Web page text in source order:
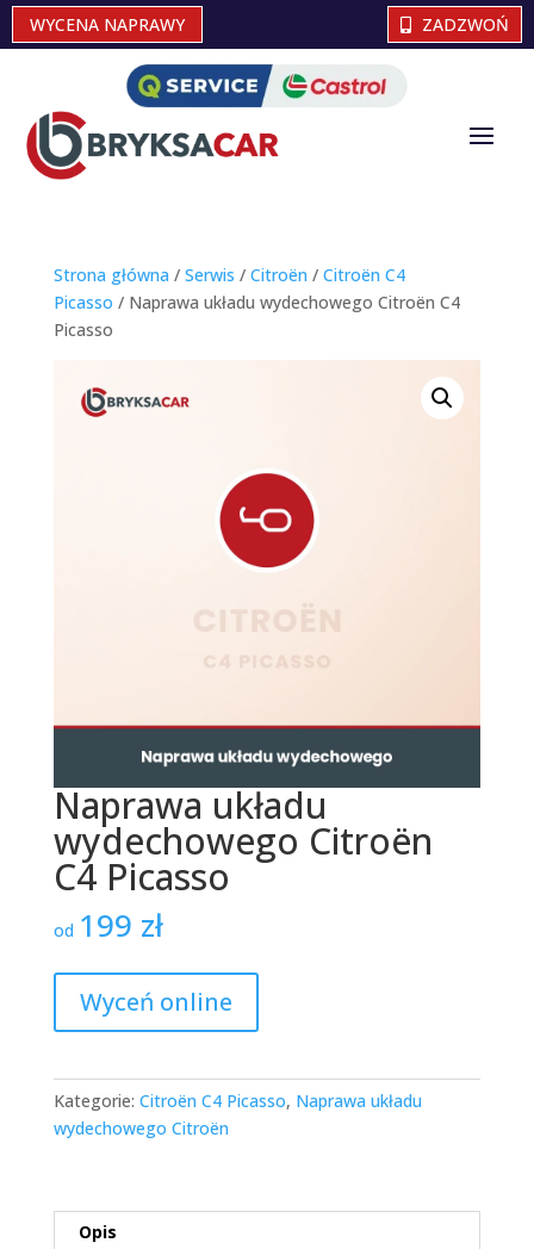
WYCENA NAPRAWY ZADZWOŃ
Strona główna / Serwis / Citroën / Citroën C4
Picasso / Naprawa układu wydechowego Citroën C4
Picasso
Naprawa układu
wydechowego Citroën
C4 Picasso
od 199 zł
Wyceń online
Kategorie: Citroën C4 Picasso, Naprawa układu
wydechowego Citroën
Opis